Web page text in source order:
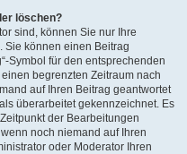
löschen?
sind, können Sie nur Ihre
Sie können einen Beitrag
Symbol für den entsprechenden
begrenzten Zeitraum nach
auf Ihren Beitrag geantwortet
überarbeitet gekennzeichnet. Es
der Bearbeitungen
noch niemand auf Ihren
oder Moderator Ihren